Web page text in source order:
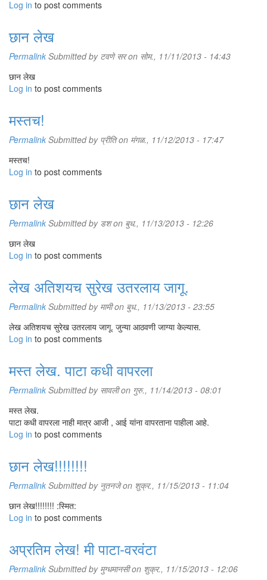
Log in to post comments
छान लेख
Permalink Submitted by टवणे सरon सोम., 11/11/2013 - 14:43
छान लेख
Log in to post comments
मस्तच!
Permalink Submitted by प्रीतिon मंगळ., 11/12/2013 - 17:47
मस्तच!
Log in to post comments
छान लेख
Permalink Submitted by डशon बुध., 11/13/2013 - 12:26
छान लेख
Log in to post comments
लेख अतिशयच सुरेख उतरलाय जागू.
Permalink Submitted by मामीon बुध., 11/13/2013 - 23:55
लेख अतिशयच सुरेख उतरलाय जागू. जुन्या आठवणी जाग्या केल्यास.
Log in to post comments
मस्त लेख. पाटा कधी वापरला
Permalink Submitted by सावलीon गुरु., 11/14/2013 - 08:01
मस्त लेख.
पाटा कधी वापरला नाही मात्र आजी , आई यांना वापरताना पाहीला आहे.
Log in to post comments
छान लेख!!!!!!!!
Permalink Submitted by नुतनजेon शुक्र., 11/15/2013 - 11:04
छान लेख!!!!!!!! :स्मित:
Log in to post comments
अप्रतिम लेख! मी पाटा-वरवंटा
Permalink Submitted by मुग्धमानसीon शुक्र., 11/15/2013 - 12:06